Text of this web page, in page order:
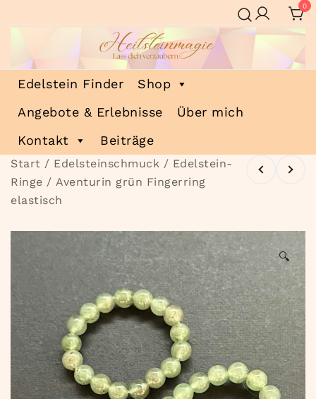
Inhalt
0
Heilsteinmagie
Lass dich verzaubern
Edelstein Finder
Shop
Angebote & Erlebnisse
Über mich
Kontakt
Beiträge
Start / Edelsteinschmuck / Edelstein-
Ringe / Aventurin grün Fingerring
elastisch
🔍